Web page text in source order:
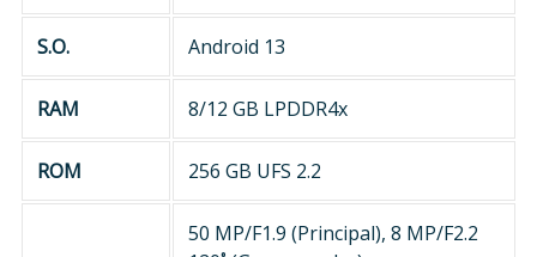
S.O. Android 13
RAM 8/12 GB LPDDR4x
ROM 256 GB UFS 2.2
50 MP/F1.9 (Principal), 8 MP/F2.2